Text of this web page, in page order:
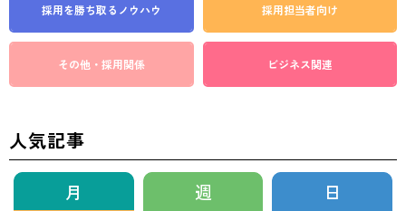
採用を勝ち取る ノウハウ 採用担当者向け
その他・採用関係 ビジネス関連
人気記事
月 週 日